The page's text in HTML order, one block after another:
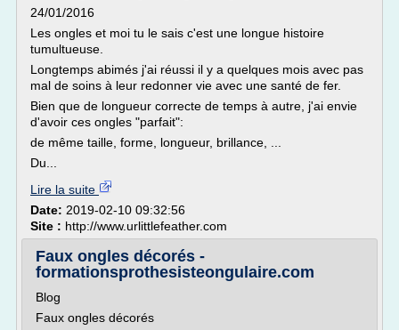
24/01/2016
Les ongles et moi tu le sais c'est une longue histoire
tumultueuse.
Longtemps abimés j'ai réussi il y a quelques mois avec pas
mal de soins à leur redonner vie avec une santé de fer.
Bien que de longueur correcte de temps à autre, j'ai envie
d'avoir ces ongles "parfait":
de même taille, forme, longueur, brillance, ...
Du...
Lire la suite
Date: 2019-02-10 09:32:56
Site : http://www.urlittlefeather.com
Faux ongles décorés -
formationsprothesisteongulaire.com
Blog
Faux ongles décorés